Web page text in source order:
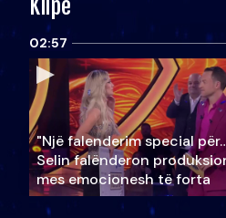
Klipe
02:57
"Një falenderim special
Selin falënderon
mes emocionesh të forta